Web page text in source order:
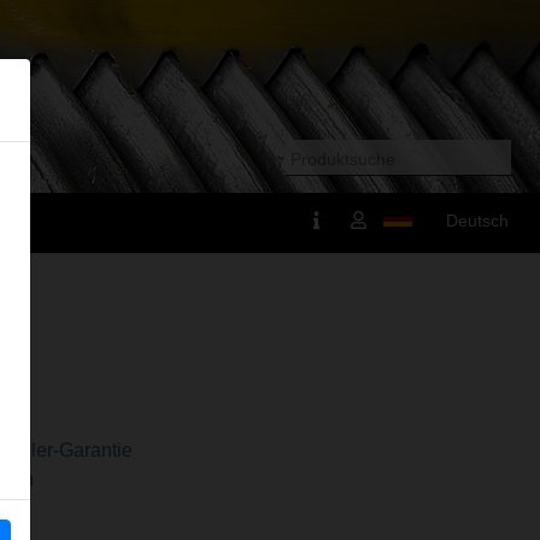
Deutsch
Garantie